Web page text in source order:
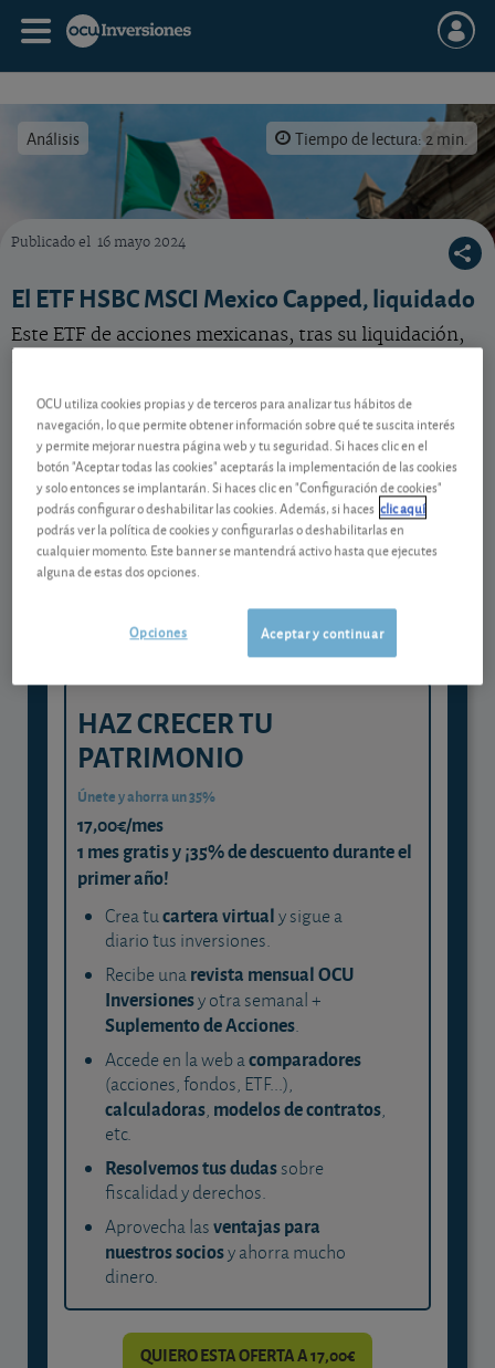
Análisis Tiempo de lectura: 2 min.
Las acciones mexicanas están presentes en la estrategia Global Flexible y en la mixta
Publicado el 16 mayo 2024
El ETF HSBC MSCI Mexico Capped, liquidado
Este ETF de acciones mexicanas, tras su liquidación,
Contenido reservado a SOCIOS
Gestiona tu dinero con visión
experta
y consigue que cada euro trabaje
HAZ CRECER TU
PATRIMONIO
Únete y ahorra un 35%
17,00€/mes
1 mes gratis y ¡35% de descuento durante el
primer año!
Crea tucartera virtualy sigue a
diario tus inversiones.
Recibe unarevista mensual OCU
Inversionesy otra semanal +
Suplemento de Acciones.
Accede en la web acomparadores
(acciones, fondos, ETF...),
calculadoras, modelos de contratos,
etc.
Resolvemos tus dudassobre
fiscalidad y derechos.
Aprovecha lasventajas para
nuestros sociosy ahorra mucho
dinero.
QUIERO ESTA OFERTA A 17,00€
OCU utiliza cookies propias y de terceros para analizar tus hábitos de
navegación, lo que permite obtener información sobre qué te suscita interés
y permite mejorar nuestra página web y tu seguridad. Si haces clic en el
botón "Aceptar todas las cookies" aceptarás la implementación de las cookies
y solo entonces se implantarán. Si haces clic en "Configuración de cookies"
podrás configurar o deshabilitar las cookies. Además, si haces clic aquí
podrás ver la política de cookies y configurarlas o deshabilitarlas en
cualquier momento. Este banner se mantendrá activo hasta que ejecutes
alguna de estas dos opciones.
Aceptar y continuar
Opciones